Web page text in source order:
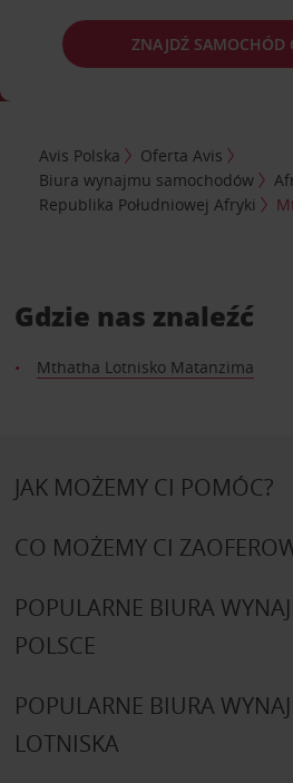
ZNAJDŹ SAMOCHÓD
Avis Polska
Oferta Avis
Biura wynajmu samochodów
Republika Południowej Afryki
Gdzie nas znaleźć
Mthatha Lotnisko Matanzima
JAK MOŻEMY CI POMÓC?
CO MOŻEMY CI
POPULARNE BIURA
POLSCE
POPULARNE BIURA
LOTNISKA